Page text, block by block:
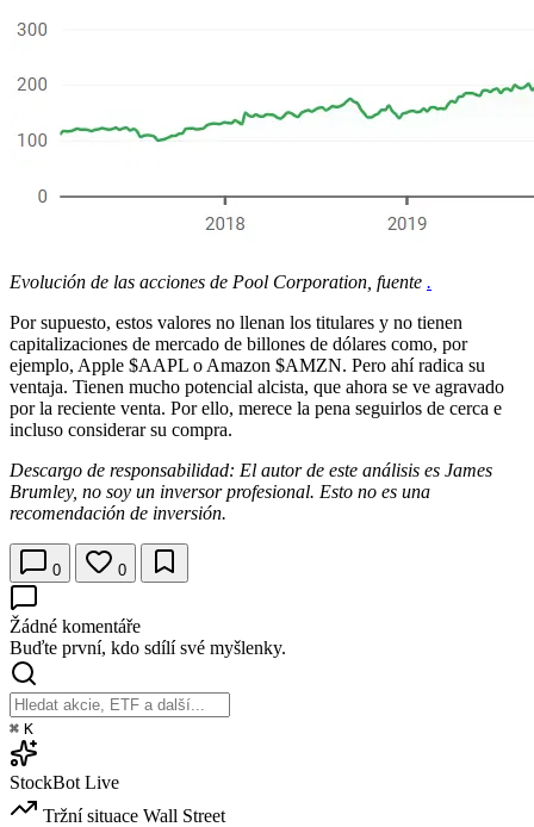
Evolución de las acciones de Pool Corporation, fuente .
Por supuesto, estos valores no llenan los titulares y no tienen
capitalizaciones de mercado de billones de dólares como, por
ejemplo, Apple $AAPL o Amazon $AMZN. Pero ahí radica su
ventaja. Tienen mucho potencial alcista, que ahora se ve agravado
por la reciente venta. Por ello, merece la pena seguirlos de cerca e
incluso considerar su compra.
Descargo de responsabilidad: El autor de este análisis es James
Brumley, no soy un inversor profesional. Esto no es una
recomendación de inversión.
0 0
Žádné komentáře
Buďte první, kdo sdílí své myšlenky.
⌘ K
StockBot Live
Tržní situace Wall Street